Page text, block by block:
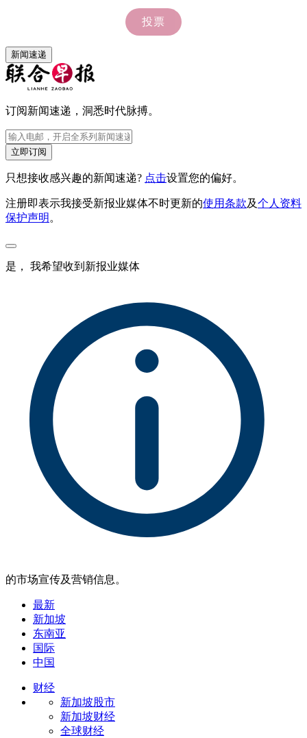
新闻速递
订阅新闻速递，洞悉时代脉搏。
立即订阅
只想接收感兴趣的新闻速递? 点击设置您的偏好。
注册即表示我接受新报业媒体不时更新的使用条款及个人资料
保护声明 。
是， 我希望收到新报业媒体
的市场宣传及营销信息。
最新
新加坡
东南亚
国际
中国
财经
新加坡股市
新加坡财经
全球财经